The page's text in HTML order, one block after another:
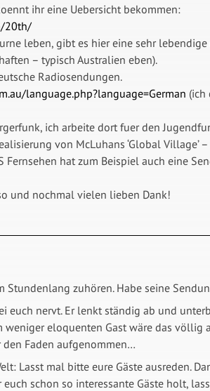
ihr eine Uebersicht bekommen:
20th/
leben, gibt es hier eine sehr
– typisch Australien eben).
Radiosendungen.
language.php?language=German (ich
ich arbeite dort fuer den
von McLuhans ‘Global Village’
Fernsehen hat zum Beispiel auch eine
und nochmal vielen lieben Dank!
Stundenlang zuhören. Habe seine
euch nervt. Er lenkt ständig ab und
weniger eloquenten Gast wäre das völlig
den Faden aufgenommen…
Lasst mal bitte eure Gäste ausreden.
schon so interessante Gäste holt,